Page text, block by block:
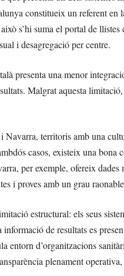
constitueix un referent
s’hi suma el portal de
i desagregació per centre.
presenta una menor
Malgrat aquesta
Navarra, territoris amb una
casos, existeix una bona
per exemple, ofereix
i proves amb un grau
estructural: els seus
de resultats es
entorn d’organitzacions
plenament